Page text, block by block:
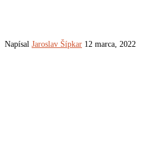
Napísal Jaroslav Šípkar 12 marca, 2022